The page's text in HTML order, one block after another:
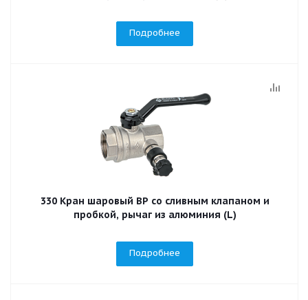
Подробнее
330 Кран шаровый ВР со сливным клапаном и
пробкой, рычаг из алюминия (L)
Подробнее